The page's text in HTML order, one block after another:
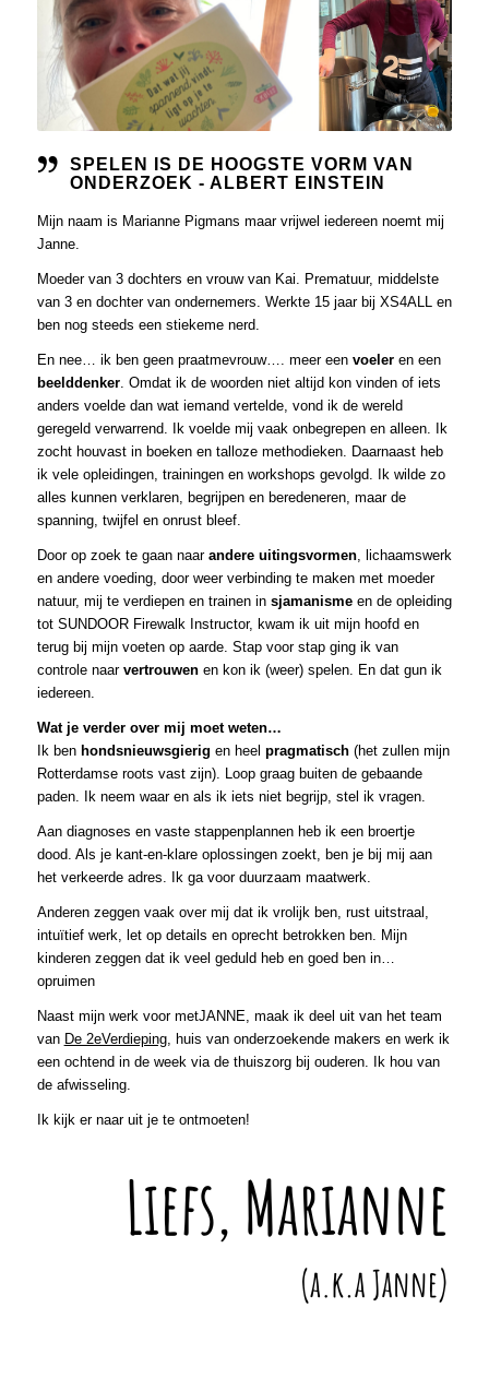
SPELEN IS DE HOOGSTE VORM VAN
ONDERZOEK - ALBERT EINSTEIN
Mijn naam is Marianne Pigmans maar vrijwel iedereen noemt mij
Janne.
Moeder van 3 dochters en vrouw van Kai. Prematuur, middelste
van 3 en dochter van ondernemers. Werkte 15 jaar bij XS4ALL en
ben nog steeds een stiekeme nerd.
En nee… ik ben geen praatmevrouw…. meer een voeleren een
beelddenker. Omdat ik de woorden niet altijd kon vinden of iets
anders voelde dan wat iemand vertelde, vond ik de wereld
geregeld verwarrend. Ik voelde mij vaak onbegrepen en alleen. Ik
zocht houvast in boeken en talloze methodieken. Daarnaast heb
ik vele opleidingen, trainingen en workshops gevolgd. Ik wilde zo
alles kunnen verklaren, begrijpen en beredeneren, maar de
spanning, twijfel en onrust bleef.
Door op zoek te gaan naar andere uitingsvormen, lichaamswerk
en andere voeding, door weer verbinding te maken met moeder
natuur, mij te verdiepen en trainen in sjamanismeen de opleiding
tot SUNDOOR Firewalk Instructor, kwam ik uit mijn hoofd en
terug bij mijn voeten op aarde. Stap voor stap ging ik van
controle naar vertrouwenen kon ik (weer) spelen. En dat gun ik
iedereen.
Wat je verder over mij moet weten…
Ik ben hondsnieuwsgierig en heel pragmatisch (het zullen mijn
Rotterdamse roots vast zijn). Loop graag buiten de gebaande
paden. Ik neem waar en als ik iets niet begrijp, stel ik vragen.
Aan diagnoses en vaste stappenplannen heb ik een broertje
dood. Als je kant-en-klare oplossingen zoekt, ben je bij mij aan
het verkeerde adres. Ik ga voor duurzaam maatwerk.
Anderen zeggen vaak over mij dat ik vrolijk ben, rust uitstraal,
intuïtief werk, let op details en oprecht betrokken ben. Mijn
kinderen zeggen dat ik veel geduld heb en goed ben in…
opruimen
Naast mijn werk voor metJANNE, maak ik deel uit van het team
van De 2eVerdieping, huis van onderzoekende makers en werk ik
een ochtend in de week via de thuiszorg bij ouderen. Ik hou van
de afwisseling.
Ik kijk er naar uit je te ontmoeten!